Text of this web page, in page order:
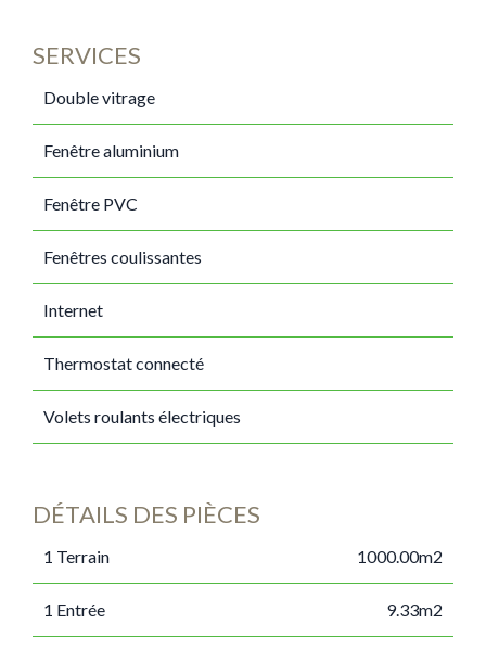
SERVICES
Double vitrage
Fenêtre aluminium
Fenêtre PVC
Fenêtres coulissantes
Internet
Thermostat connecté
Volets roulants électriques
DÉTAILS DES PIÈCES
1 Terrain 1000.00m2
1 Entrée 9.33m2